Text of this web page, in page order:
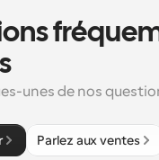
unes de nos
Parlez aux ventes